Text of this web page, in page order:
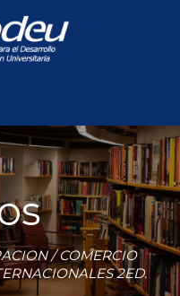
/ COMERCIO
2ED.